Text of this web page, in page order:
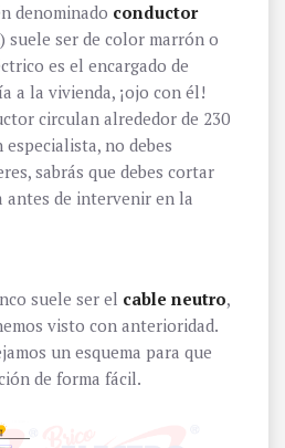
denominado conductor
) suele ser de color marrón o
es el encargado de
a la vivienda, ¡ojo con él!
circulan alrededor de 230
no debes
sabrás que debes cortar
de intervenir en la
suele ser el cable neutro,
visto con anterioridad.
un esquema para que
de forma fácil.